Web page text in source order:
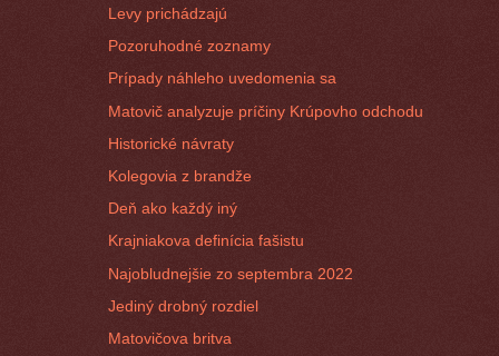
Levy prichádzajú
Pozoruhodné zoznamy
Prípady náhleho uvedomenia sa
Matovič analyzuje príčiny Krúpovho odchodu
Historické návraty
Kolegovia z brandže
Deň ako každý iný
Krajniakova definícia fašistu
Najobludnejšie zo septembra 2022
Jediný drobný rozdiel
Matovičova britva